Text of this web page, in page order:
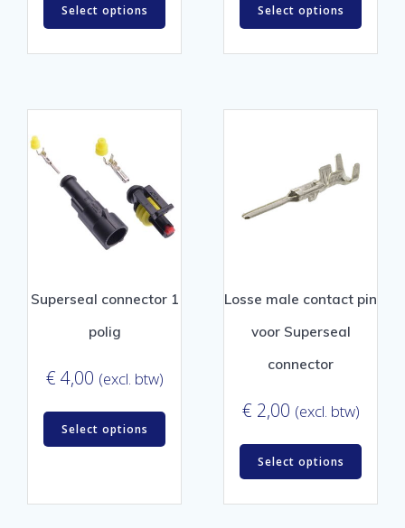
Select options Select options
Superseal connector 1
polig
€ 4,00 (excl. btw)
Select options
Losse male contact pin
voor Superseal
connector
€ 2,00 (excl. btw)
Select options